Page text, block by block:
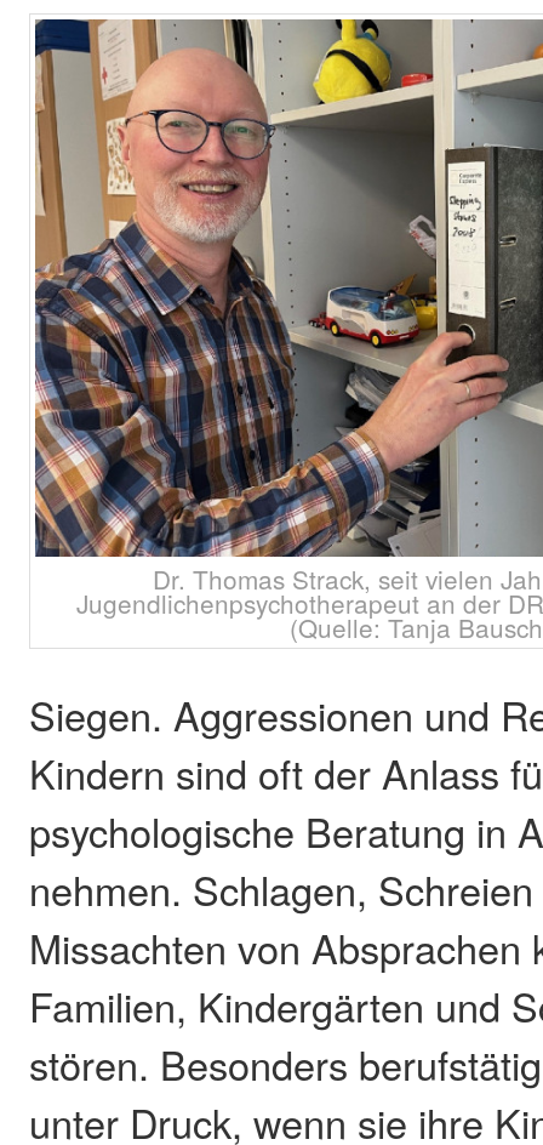
Dr. Thomas Strack, seit vielen
Jugendlichenpsychotherapeut an der
(Quelle: Tanja
Siegen. Aggressionen und
Kindern sind oft der Anlass
psychologische Beratung in
nehmen. Schlagen,
Missachten von Absprachen
Familien, Kindergärten und
stören. Besonders
unter Druck, wenn sie ihre